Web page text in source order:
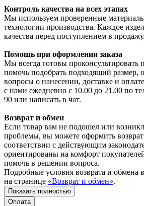
Контроль качества на всех этапах
Мы используем проверенные
технологии производства. Каждое
качества перед поступлением в продажу.
Помощь при оформлении заказа
Мы всегда готовы проконсультировать
помочь подобрать подходящий размер,
вопросы о нанесении, доставке и
с нами ежедневно с 10.00 до 21.00 по
90 или написать в чат.
Возврат и обмен
Если товар вам не подошел или
проблемы, вы можете оформить
соответствии с действующим
ориентированы на комфорт
помочь в решении вопроса.
Подробные условия возврата и обмена
на странице «Возврат и обмен».
Показать полностью
Оплата